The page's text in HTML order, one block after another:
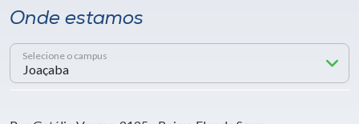
Onde estamos
Selecione o campus